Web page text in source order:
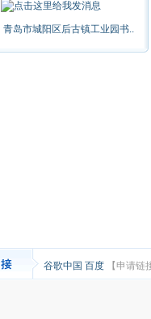
青岛市城阳区后古镇工业园书..
谷歌中国 百度 【申请链